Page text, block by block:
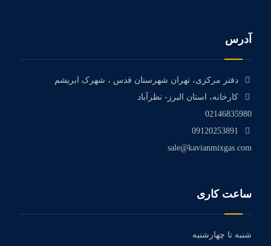
آدرس
دفتر مرکزی، تهران شهرستان قدس ، شهرک ابریشم
کارخانه، استان البرز- نظرآباد
02146835980
09120253891
sale@kavianmixgas.com
ساعت کاری
شنبه تا چهارشنبه